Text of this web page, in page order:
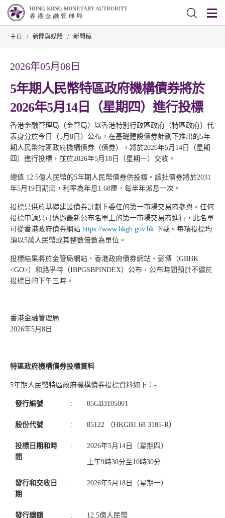
主頁 / 新聞與媒體 / 新聞稿
2026年05月08日
5年期人民幣特區政府機構債券將於
2026年5月14日（星期四）進行投標
香港金融管理局（金管局）以香港特別行政區政府（特區政府）代
表身分於今日（5月8日）公布，在基礎建設債券計劃下推出的5年
期人民幣特區政府機構債券（債券），將於2026年5月14日（星期
四）進行投標，並於2026年5月18日（星期一）交收。
總值 12.5億人民幣的5年期人民幣債券供投標。該批債券將於2031
年5月19日期滿，利率為年息1.68厘，每半年派息一次。
投標只供於基礎建設債券計劃下委任的第一市場交易商參與。任何
投標申請只可透過最新公布名單上的第一市場交易商進行，此名單
可從香港政府債券網站 https://www.hkgb.gov.hk 下載。每項投標均
須以5萬人民幣或其整數倍數為單位。
投標結果將於金管局網站、香港政府債券網站、彭博（GBHK
<GO>）和路孚特（IBPGSBPINDEX）公布，公布時間預計不遲於
投標日的下午三時。
香港金融管理局
2026年5月8日
特區政府機構債券投標資料
5年期人民幣特區政府機構債券投標資料如下：-
發行編號 : 05GB3105001
股份代號 : 85122 （HKGB1.68 3105-R）
投標日期和時
間
: 2026年5月14日（星期四）
上午9時30分至10時30分
發行和交收日
期
: 2026年5月18日（星期一）
發行總額 : 12.5億人民幣